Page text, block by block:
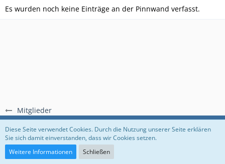
Mitglieder
Es wurden noch keine Einträge an der Pinnwand verfasst.
Regeln Datenschutzerklärung Impressum
Community-Software:
Diese Seite verwendet Cookies. Durch die Nutzung unserer Seite erklären
Sie sich damit einverstanden, dass wir Cookies setzen.
Weitere Informationen
Schließen